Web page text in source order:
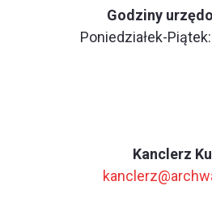
Godziny
Poniedziałek-
Kanclerz